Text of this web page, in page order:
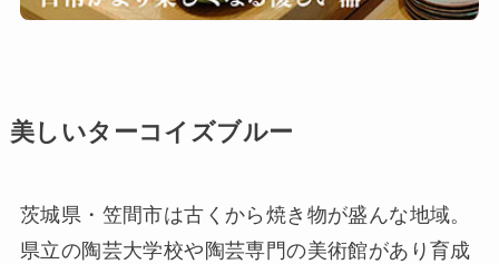
美しいターコイズブルー
茨城県・笠間市は古くから焼き物が盛んな地域。
県立の陶芸大学校や陶芸専門の美術館があり育成